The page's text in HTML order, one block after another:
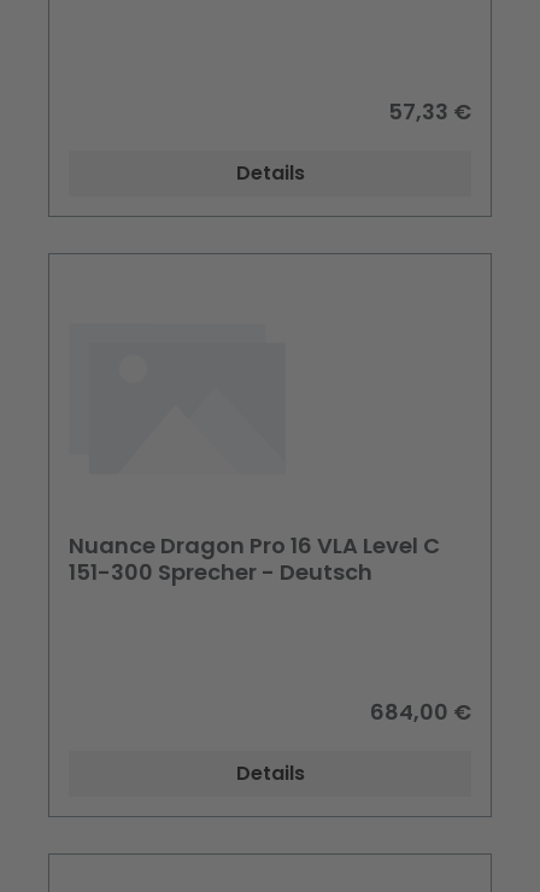
57,33 €
Details
Nuance Dragon Pro 16 VLA Level C
151-300 Sprecher - Deutsch
684,00 €
Details